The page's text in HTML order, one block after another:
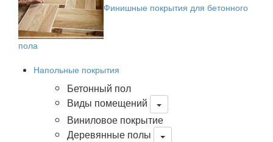
Финишные покрытия для бетонного
пола
Напольные покрытия
Бетонный пол
Виды помещений
Виниловое покрытие
Деревянные полы